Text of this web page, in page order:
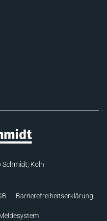
Schmidt, Köln
Barrierefreiheitserklärung